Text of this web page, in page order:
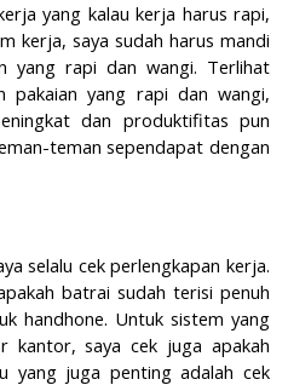
yang kalau kerja harus rapi,
kerja, saya sudah harus mandi
yang rapi dan wangi. Terlihat
pakaian yang rapi dan wangi,
dan produktifitas pun
teman sependapat dengan
selalu cek perlengkapan kerja.
batrai sudah terisi penuh
handhone. Untuk sistem yang
kantor, saya cek juga apakah
yang juga penting adalah cek